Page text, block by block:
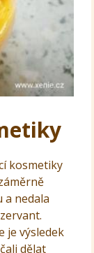
kosmetiky
a nedala
je výsledek
dělat